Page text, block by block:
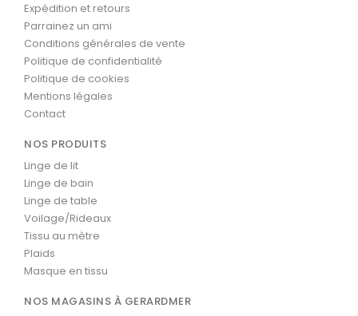
Expédition et retours
Parrainez un ami
Conditions générales de vente
Politique de confidentialité
Politique de cookies
Mentions légales
Contact
NOS PRODUITS
Linge de lit
Linge de bain
Linge de table
Voilage/Rideaux
Tissu au mètre
Plaids
Masque en tissu
NOS MAGASINS À GERARDMER